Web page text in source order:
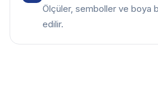
Ölçüler, semboller ve boya
edilir.